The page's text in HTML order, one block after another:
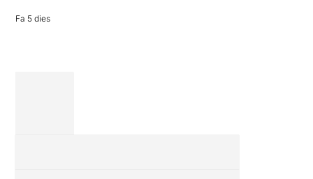
Fa 5 dies